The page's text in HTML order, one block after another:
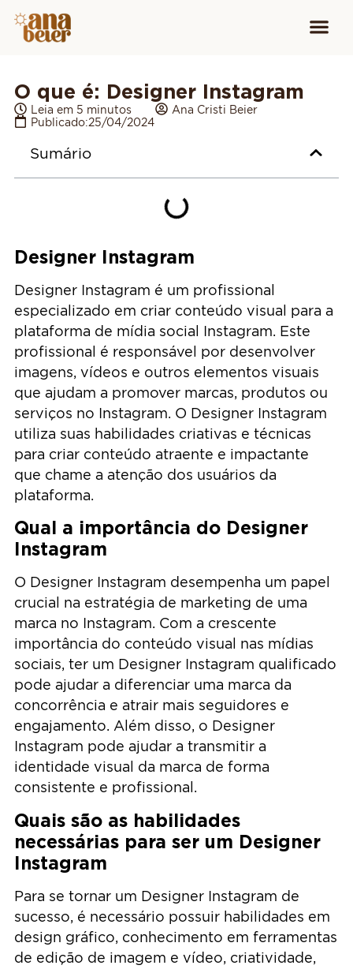
O que é: Designer Instagram
Leia em 5 minutos
Ana Cristi Beier
Publicado:25/04/2024
Sumário
Designer Instagram
Designer Instagram é um profissional
especializado em criar conteúdo visual para a
plataforma de mídia social Instagram. Este
profissional é responsável por desenvolver
imagens, vídeos e outros elementos visuais
que ajudam a promover marcas, produtos ou
serviços no Instagram. O Designer Instagram
utiliza suas habilidades criativas e técnicas
para criar conteúdo atraente e impactante
que chame a atenção dos usuários da
plataforma.
Qual a importância do Designer
Instagram
O Designer Instagram desempenha um papel
crucial na estratégia de marketing de uma
marca no Instagram. Com a crescente
importância do conteúdo visual nas mídias
sociais, ter um Designer Instagram qualificado
pode ajudar a diferenciar uma marca da
concorrência e atrair mais seguidores e
engajamento. Além disso, o Designer
Instagram pode ajudar a transmitir a
identidade visual da marca de forma
consistente e profissional.
Quais são as habilidades
necessárias para ser um Designer
Instagram
Para se tornar um Designer Instagram de
sucesso, é necessário possuir habilidades em
design gráfico, conhecimento em ferramentas
de edição de imagem e vídeo, criatividade,